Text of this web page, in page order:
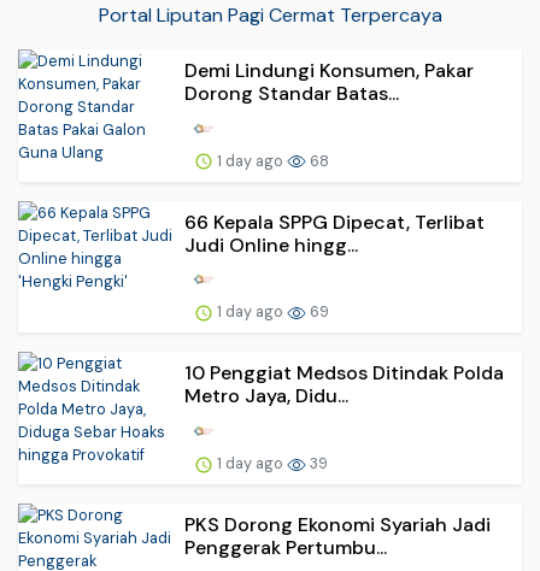
Portal Liputan Pagi Cermat Terpercaya
Demi Lindungi Konsumen, Pakar
Dorong Standar Batas...
1 day ago 68
66 Kepala SPPG Dipecat, Terlibat
Judi Online hingg...
1 day ago 69
10 Penggiat Medsos Ditindak Polda
Metro Jaya, Didu...
1 day ago 39
PKS Dorong Ekonomi Syariah Jadi
Penggerak Pertumbu...